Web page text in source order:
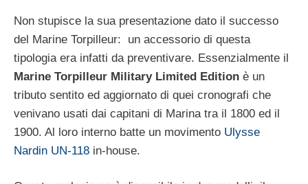
Non stupisce la sua presentazione dato il successo
del Marine Torpilleur: un accessorio di questa
tipologia era infatti da preventivare. Essenzialmente il
Marine Torpilleur Military Limited Edition è un
tributo sentito ed aggiornato di quei cronografi che
venivano usati dai capitani di Marina tra il 1800 ed il
1900. Al loro interno batte un movimento Ulysse
Nardin UN-118 in-house.